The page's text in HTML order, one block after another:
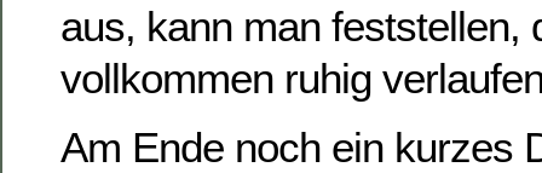
aus, kann man feststellen,
vollkommen ruhig
Am Ende noch ein kurzes